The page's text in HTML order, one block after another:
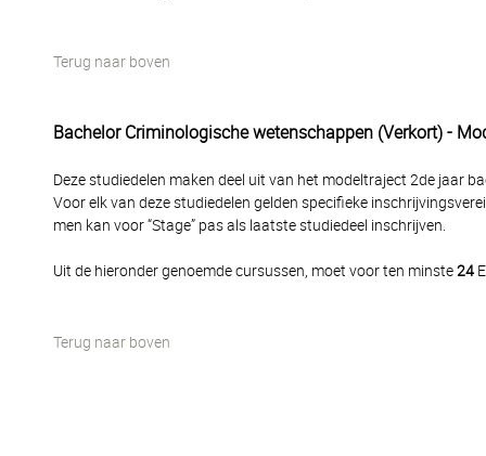
Terug naar boven
Bachelor Criminologische wetenschappen (Verkort) -
Deze studiedelen maken deel uit van het modeltraject 2de jaar
Voor elk van deze studiedelen gelden specifieke
men kan voor “Stage” pas als laatste studiedeel inschrijven.
Uit de hieronder genoemde cursussen, moet voor ten minste24
Terug naar boven